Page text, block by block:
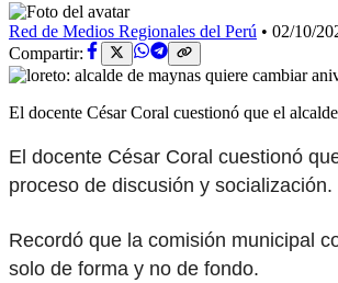
Red de Medios Regionales del Perú • 02/10/
Compartir:
El docente César Coral cuestionó que el
El docente César Coral cuestionó
proceso de discusión y socialización.
Recordó que la comisión municipal
solo de forma y no de fondo.